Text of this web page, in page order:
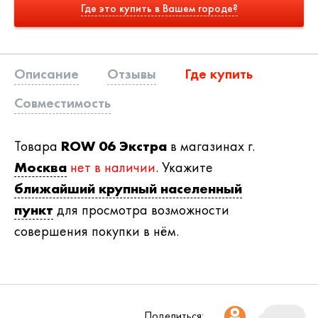
Где это купить в Вашем городе?
Описание Отзывы
Где купить
Совместимость
Товара ROW 06 Экстра в магазинах г.
Москва нет в наличии. Укажите
ближайший крупный населенный
пункт для просмотра возможности
совершения покупки в нём.